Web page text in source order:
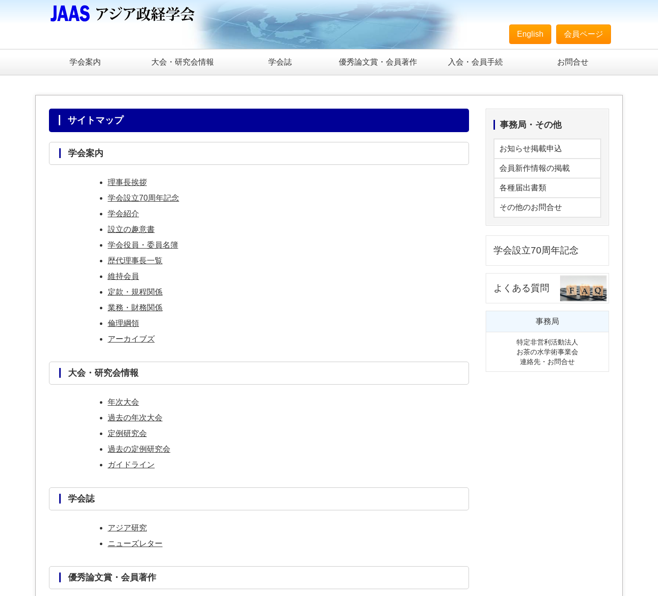
English 会員ページ
学会案内 大会・研究会情報 学会誌 優秀論文賞・会員著作 入会・会員手続 お問合せ
サイトマップ
学会案内
理事長挨拶
学会設立70周年記念
学会紹介
設立の趣意書
学会役員・委員名簿
歴代理事長一覧
維持会員
定款・規程関係
業務・財務関係
倫理綱領
アーカイブズ
大会・研究会情報
年次大会
過去の年次大会
定例研究会
過去の定例研究会
ガイドライン
学会誌
アジア研究
ニューズレター
優秀論文賞・会員著作
事務局・その他
お知らせ掲載申込
会員新作情報の掲載
各種届出書類
その他のお問合せ
学会設立70周年記念
よくある質問
事務局
特定非営利活動法人
お茶の水学術事業会
連絡先・お問合せ